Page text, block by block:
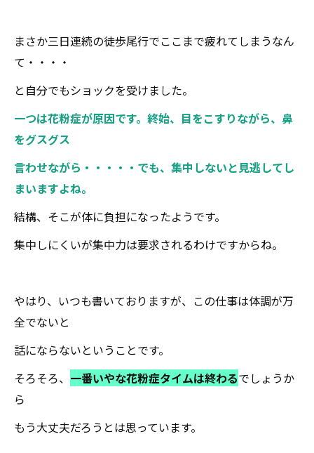
まさか三日連続の徒歩尾行でここまで疲れてしまうなん
て・・・・
と自分でもショックを受けました。
一つは花粉症が原因です。終始、目をこすりながら、鼻
をグスグス
言わせながら・・・・・でも、集中しないと見逃してし
まいますよね。
結構、そこが体に負担になったようです。
集中しにくいが集中力は要求されるわけですからね。
やはり、いつも書いておりますが、この仕事は体調が万
全でないと
話にならないということです。
そろそろ、 一番いやな花粉症タイムは終わるでしょうか
ら
もう大丈夫だろうとは思っています。